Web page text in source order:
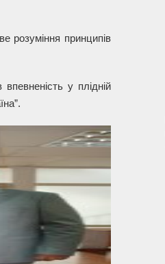
розуміння принципів
у плідній